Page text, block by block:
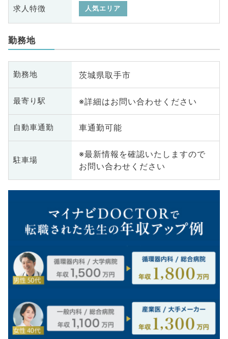
求人特徴 人気エリア
勤務地
勤務地 茨城県取手市
最寄り駅 ※詳細はお問い合わせください
自動車通勤 車通勤可能
駐車場
※最新情報を確認いたしますので
お問い合わせください